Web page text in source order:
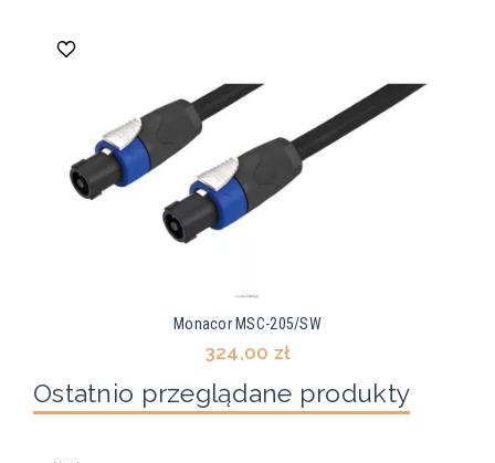
Monacor MSC-205/SW
324,00 zł
Ostatnio przeglądane produkty